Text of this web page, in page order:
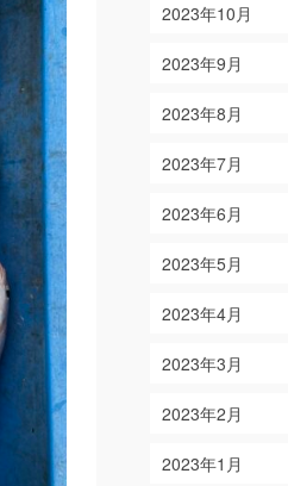
2023年10月
2023年9月
2023年8月
2023年7月
2023年6月
2023年5月
2023年4月
2023年3月
2023年2月
2023年1月